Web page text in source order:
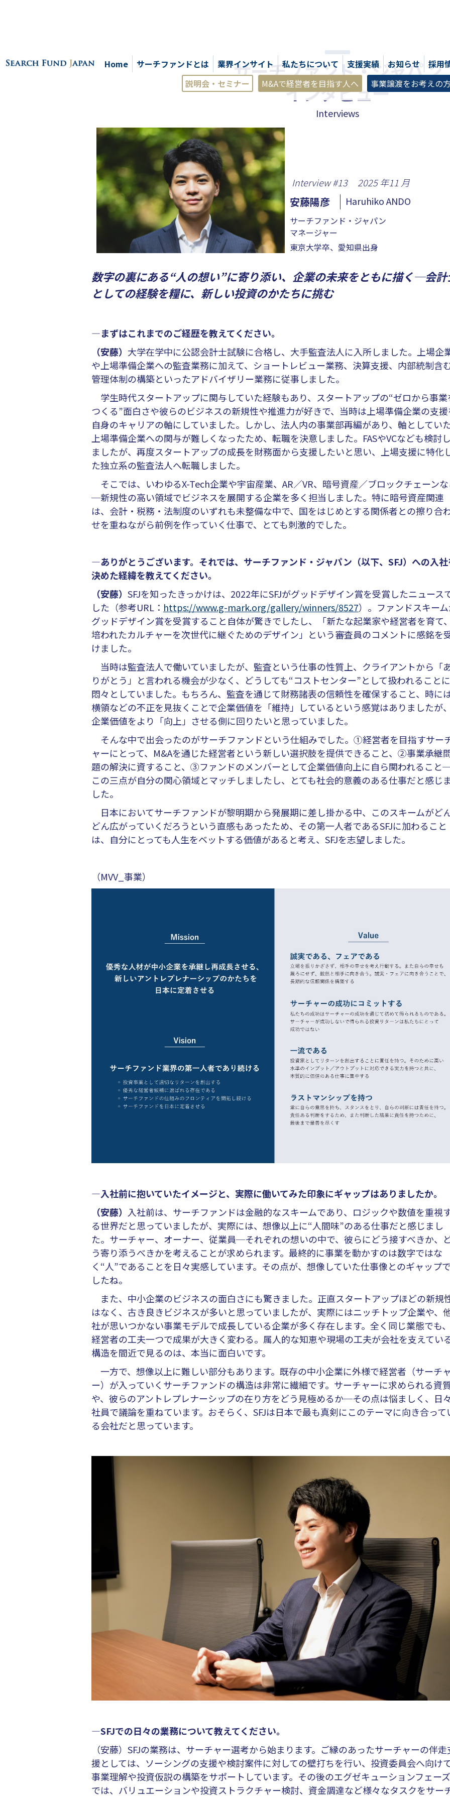
Home サーチファンドとは 業界インサイト 私たちについて 支援実績 お知らせ
採用
説明会・セミナー
M&Aで経営者を目指す人へ 事業譲渡をお考えの
サーチファンド・ジャパン
インタビュー
Interviews
Interview #13 2025年11 月
安藤陽彦 Haruhiko ANDO
サーチファンド・ジャパン
マネージャー
東京大学卒、愛知県出身
数字の裏にある“人の想い”に寄り添い、企業の未来をともに描く─会計
としての経験を糧に、新しい投資のかたちに挑む
―まずはこれまでのご経歴を教えてください。
（安藤） 大学在学中に公認会計士試験に合格し、大手監査法人に入所しました。上場企
や上場準備企業への監査業務に加えて、ショートレビュー業務、決算支援、内部統制含
管理体制の構築といったアドバイザリー業務に従事しました。
学生時代スタートアップに関与していた経験もあり、スタートアップの“ゼロから事業
つくる”面白さや彼らのビジネスの新規性や推進力が好きで、当時は上場準備企業の支援
自身のキャリアの軸にしていました。しかし、法人内の事業部再編があり、軸としてい
上場準備企業への関与が難しくなったため、転職を決意しました。FASやVCなども検討し
ましたが、再度スタートアップの成長を財務面から支援したいと思い、上場支援に特化
た独立系の監査法人へ転職しました。
そこでは、いわゆるX-Tech企業や宇宙産業、AR／VR、暗号資産／ブロックチェーン
─新規性の高い領域でビジネスを展開する企業を多く担当しました。特に暗号資産関連
は、会計・税務・法制度のいずれも未整備な中で、国をはじめとする関係者との擦り合
せを重ねながら前例を作っていく仕事で、とても刺激的でした。
―ありがとうございます。それでは、サーチファンド・ジャパン（以下、SFJ）への入社
決めた経緯を教えてください。
（安藤） SFJを知ったきっかけは、2022年にSFJがグッドデザイン賞を受賞したニュース
した（参考URL： https://www.g-mark.org/gallery/winners/8527）。ファンドスキー
グッドデザイン賞を受賞すること自体が驚きでしたし、「新たな起業家や経営者を育て、
培われたカルチャーを次世代に継ぐためのデザイン」という審査員のコメントに感銘を
けました。
当時は監査法人で働いていましたが、監査という仕事の性質上、クライアントから「
りがとう」と言われる機会が少なく、どうしても“コストセンター”として扱われることに
悶々としていました。もちろん、監査を通じて財務諸表の信頼性を確保すること、時に
横領などの不正を見抜くことで企業価値を「維持」しているという感覚はありましたが、
企業価値をより「向上」させる側に回りたいと思っていました。
そんな中で出会ったのがサーチファンドという仕組みでした。①経営者を目指すサー
ャーにとって、M&Aを通じた経営者という新しい選択肢を提供できること、②事業承継
題の解決に資すること、③ファンドのメンバーとして企業価値向上に自ら関われること
この三点が自分の関心領域とマッチしましたし、とても社会的意義のある仕事だと感じま
した。
日本においてサーチファンドが黎明期から発展期に差し掛かる中、このスキームがど
どん広がっていくだろうという直感もあったため、その第一人者であるSFJに加わること
は、自分にとっても人生をベットする価値があると考え、SFJを志望しました。
（MVV_事業）
―入社前に抱いていたイメージと、実際に働いてみた印象にギャップはありましたか。
（安藤） 入社前は、サーチファンドは金融的なスキームであり、ロジックや数値を重視
る世界だと思っていましたが、実際には、想像以上に“人間味”のある仕事だと感じまし
た。サーチャー、オーナー、従業員─それぞれの想いの中で、彼らにどう接すべきか、
う寄り添うべきかを考えることが求められます。最終的に事業を動かすのは数字ではな
く“人”であることを日々実感しています。その点が、想像していた仕事像とのギャップで
したね。
また、中小企業のビジネスの面白さにも驚きました。正直スタートアップほどの新規
はなく、古き良きビジネスが多いと思っていましたが、実際にはニッチトップ企業や、
社が思いつかない事業モデルで成長している企業が多く存在します。全く同じ業態でも、
経営者の工夫一つで成果が大きく変わる。属人的な知恵や現場の工夫が会社を支えてい
構造を間近で見るのは、本当に面白いです。
一方で、想像以上に難しい部分もあります。既存の中小企業に外様で経営者（サーチャ
ー）が入っていくサーチファンドの構造は非常に繊細です。サーチャーに求められる資
や、彼らのアントレプレナーシップの在り方をどう見極めるか─その点は悩ましく、日々
社員で議論を重ねています。おそらく、SFJは日本で最も真剣にこのテーマに向き合って
る会社だと思っています。
―SFJでの日々の業務について教えてください。
（安藤）SFJの業務は、サーチャー選考から始まります。ご縁のあったサーチャーの伴走
援としては、ソーシングの支援や検討案件に対しての壁打ちを行い、投資委員会へ向け
事業理解や投資仮説の構築をサポートしています。その後のエグゼキューションフェーズ
では、バリュエーションや投資ストラクチャー検討、資金調達など様々なタスクをサー